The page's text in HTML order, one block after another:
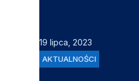
19 lipca, 2023
AKTUALNOŚCI